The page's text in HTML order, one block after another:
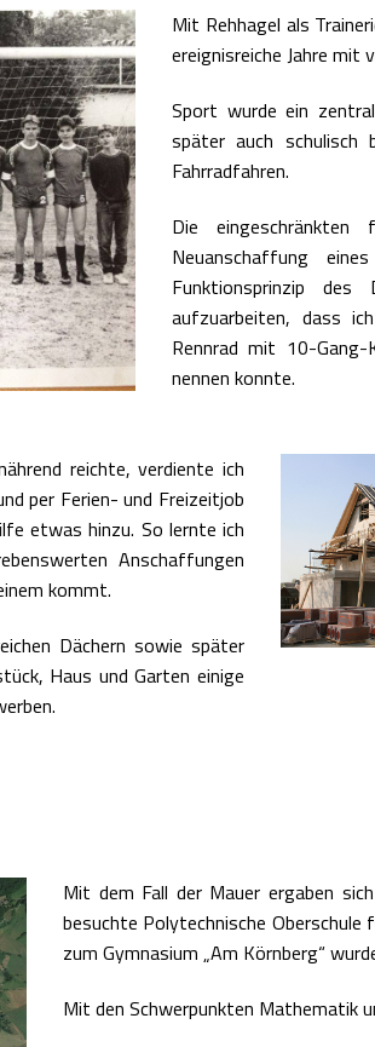
Mit Rehhagel als
ereignisreiche Jahre mit
Sport wurde ein
später auch schulisch
Fahrradfahren.
Die eingeschränkten
Neuanschaffung
Funktionsprinzip
aufzuarbeiten, dass
Rennrad mit 10-Gang-
nennen konnte.
reichte, verdiente ich
per Ferien- und Freizeitjob
etwas hinzu. So lernte ich
Anschaffungen
kommt.
Dächern sowie später
Haus und Garten einige
Mit dem Fall der Mauer ergaben
besuchte Polytechnische
zum Gymnasium „Am Körnberg“
Mit den Schwerpunkten Mathematik